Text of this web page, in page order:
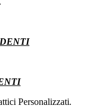
Personalizzati.